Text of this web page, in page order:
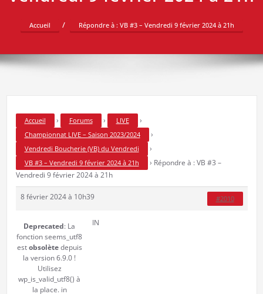
Accueil Répondre à : VB #3 – Vendredi 9 février 2024 à 21h
Accueil › Forums › LIVE ›
Championnat LIVE – Saison 2023/2024 ›
Vendredi Boucherie (VB) du Vendredi ›
VB #3 – Vendredi 9 février 2024 à 21h › Répondre à : VB #3 –
Vendredi 9 février 2024 à 21h
8 février 2024 à 10h39 #2010
Deprecated: La
fonction seems_utf8
estobsolètedepuis
la version 6.9.0 !
Utilisez
wp_is_valid_utf8() à
la place. in
IN